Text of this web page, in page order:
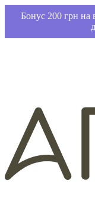
Бонус 200 грн на